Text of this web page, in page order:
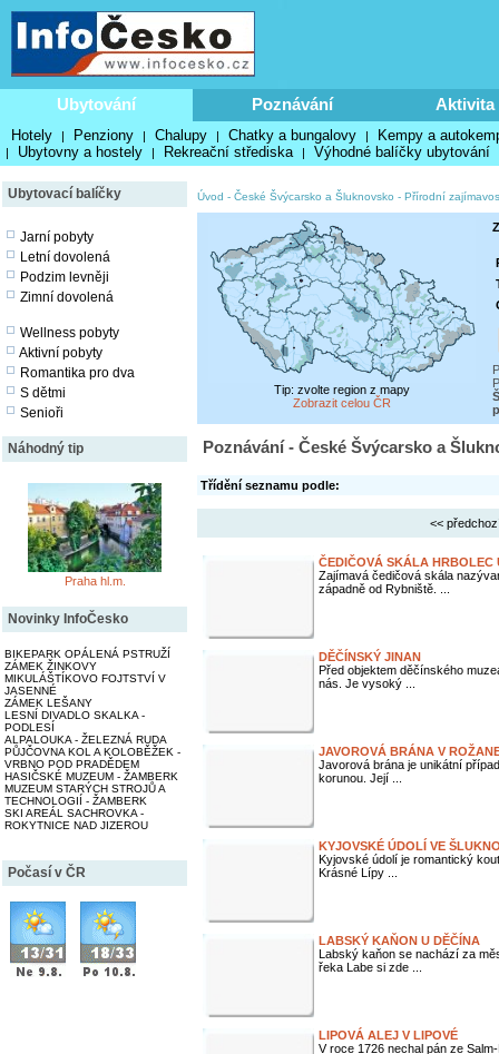
Ubytování Poznávání Aktivita
Hotely | Penziony | Chalupy | Chatky a bungalovy | Kempy a
| Ubytovny a hostely | Rekreační střediska | Výhodné balíčky ubytování
Ubytovací balíčky
Jarní pobyty
Letní dovolená
Podzim levněji
Zimní dovolená
Wellness pobyty
Aktivní pobyty
Romantika pro dva
S dětmi
Senioři
Náhodný tip
Praha hl.m.
Novinky InfoČesko
BIKEPARK OPÁLENÁ PSTRUŽÍ
ZÁMEK ŽINKOVY
MIKULÁŠTÍKOVO FOJTSTVÍ V
JASENNÉ
ZÁMEK LEŠANY
LESNÍ DIVADLO SKALKA -
PODLESÍ
ALPALOUKA - ŽELEZNÁ RUDA
PŮJČOVNA KOL A KOLOBĚŽEK -
VRBNO POD PRADĚDEM
HASIČSKÉ MUZEUM - ŽAMBERK
MUZEUM STARÝCH STROJŮ A
TECHNOLOGIÍ - ŽAMBERK
SKI AREÁL SACHROVKA -
ROKYTNICE NAD JIZEROU
Počasí v ČR
Úvod - České Švýcarsko a Šluknovsko - Přírodní
Tip: zvolte region z mapy
Zobrazit celou ČR
Poznávání - České Švýcarsko a
Třídění seznamu podle:
<<
ČEDIČOVÁ SKÁLA HRBOLEC
Zajímavá čedičová skála
západně od Rybniště. ...
DĚČÍNSKÝ JINAN
Před objektem děčínského
nás. Je vysoký ...
JAVOROVÁ BRÁNA V
Javorová brána je unikátní
korunou. Její ...
KYJOVSKÉ ÚDOLÍ VE
Kyjovské údolí je romantický
Krásné Lípy ...
LABSKÝ KAŇON U DĚČÍNA
Labský kaňon se nachází za
řeka Labe si zde ...
LIPOVÁ ALEJ V LIPOVÉ
V roce 1726 nechal pán ze